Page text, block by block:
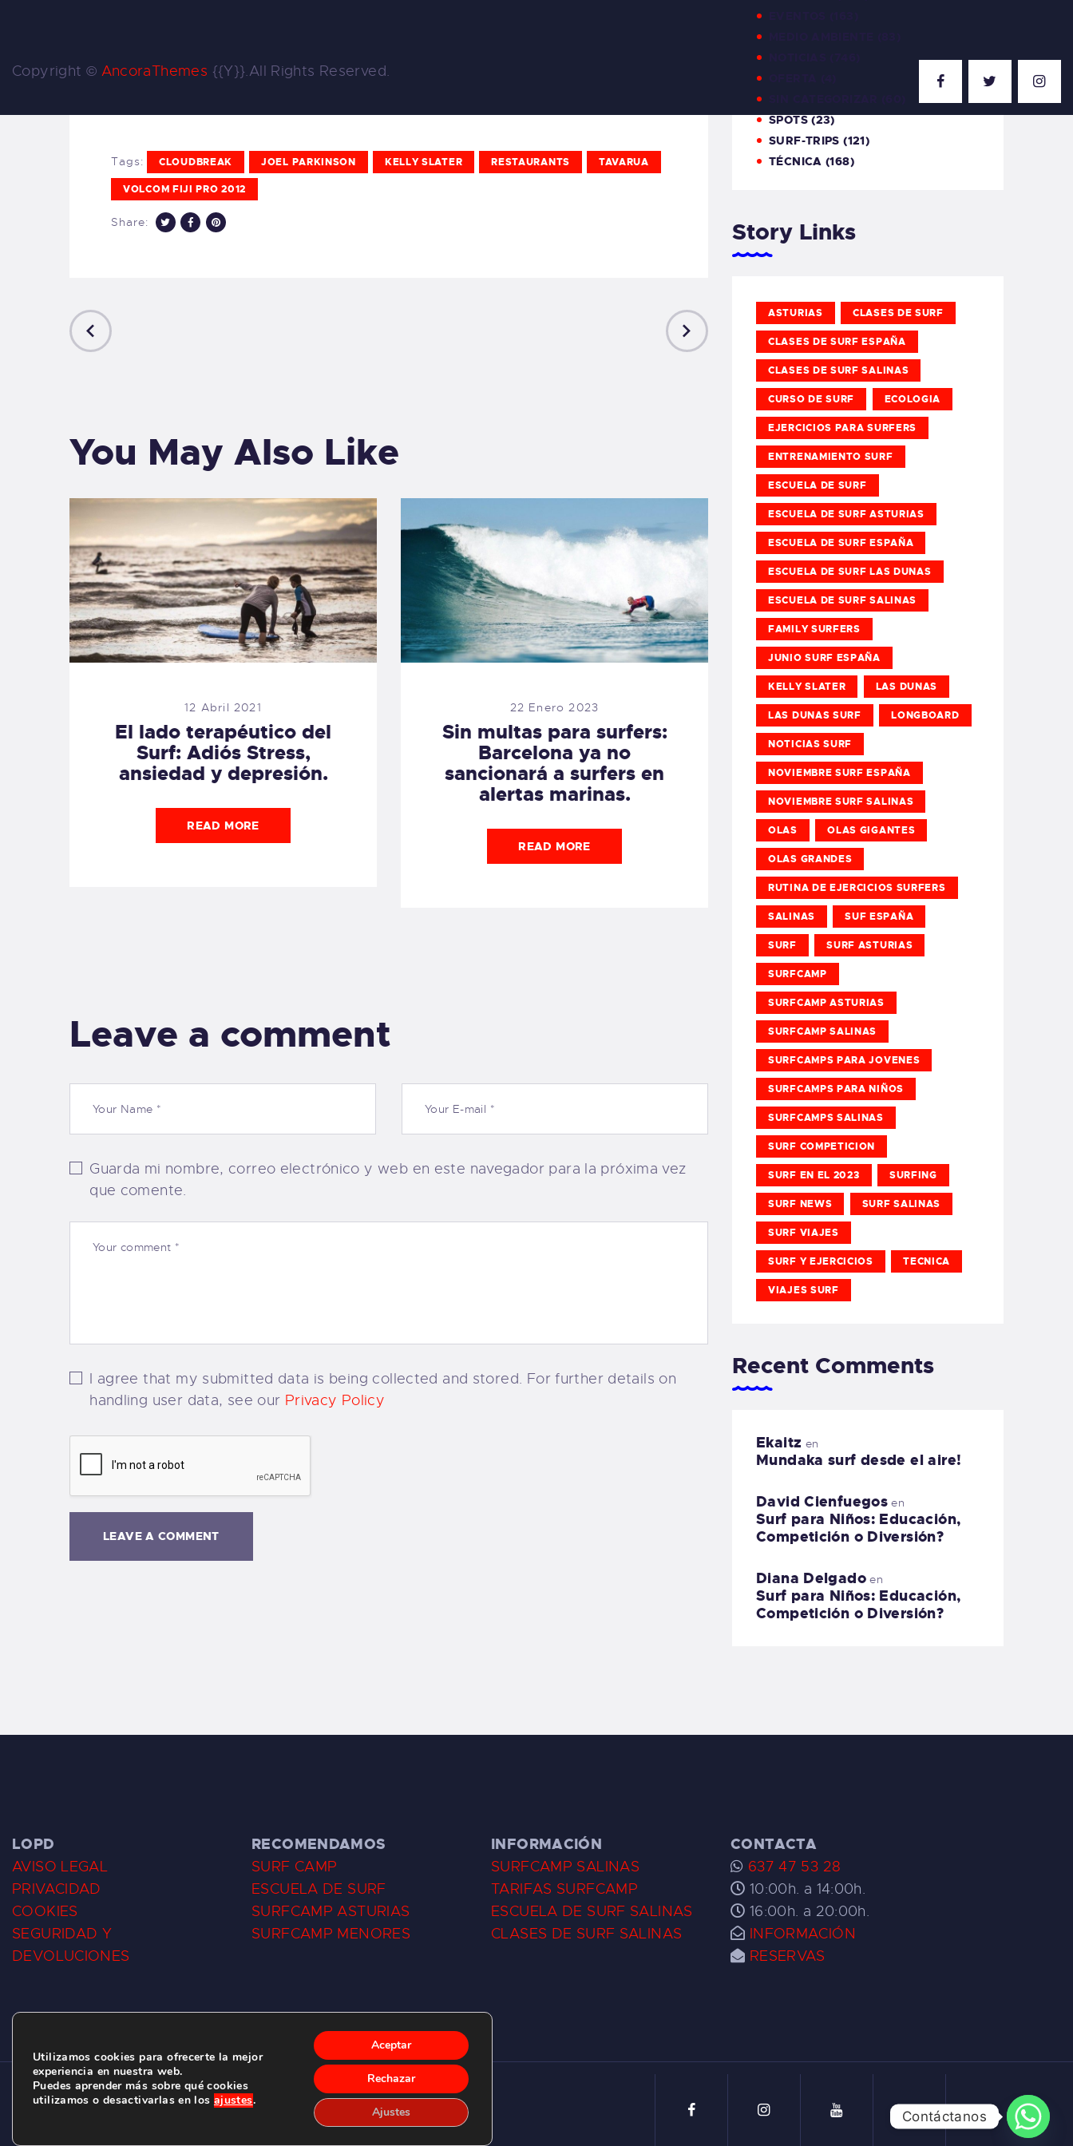
Copyright © AncoraThemes {{Y}}.All Rights Reserved.
Tags: CLOUDBREAK JOEL PARKINSON KELLY SLATER RESTAURANTS TAVARUA
VOLCOM FIJI PRO 2012
Share:
You May Also Like
12 Abril 2021
El lado terapéutico del
Surf: Adiós Stress,
ansiedad y depresión.
READ MORE
22 Enero 2023
Sin multas para surfers:
Barcelona ya no
sancionará a surfers en
alertas marinas.
READ MORE
Leave a comment
Guarda mi nombre, correo electrónico y web en este navegador para la próxima vez
que comente.
I agree that my submitted data is being collected and stored. For further details on
handling user data, see our Privacy Policy
SPOTS(23)
SURF-TRIPS (121)
TÉCNICA (168)
Story Links
ASTURIAS CLASES DE SURF
CLASES DE SURF ESPAÑA
CLASES DE SURF SALINAS
CURSO DE SURF ECOLOGIA
EJERCICIOS PARA SURFERS
ENTRENAMIENTO SURF
ESCUELA DE SURF
ESCUELA DE SURF ASTURIAS
ESCUELA DE SURF ESPAÑA
ESCUELA DE SURF LAS DUNAS
ESCUELA DE SURF SALINAS
FAMILY SURFERS
JUNIO SURF ESPAÑA
KELLY SLATER LAS DUNAS
LAS DUNAS SURF LONGBOARD
NOTICIAS SURF
NOVIEMBRE SURF ESPAÑA
NOVIEMBRE SURF SALINAS
OLAS OLAS GIGANTES
OLAS GRANDES
RUTINA DE EJERCICIOS SURFERS
SALINAS SUF ESPAÑA
SURF SURF ASTURIAS
SURFCAMP
SURFCAMP ASTURIAS
SURFCAMP SALINAS
SURFCAMPS PARA JOVENES
SURFCAMPS PARA NIÑOS
SURFCAMPS SALINAS
SURF COMPETICION
SURF EN EL 2023 SURFING
SURF NEWS SURF SALINAS
SURF VIAJES
SURF Y EJERCICIOS TECNICA
VIAJES SURF
Recent Comments
Ekaitz en
Mundaka surf desde el aire!
David Cienfuegos en
Surf para Niños: Educación,
Competición o Diversión?
Diana Delgadoen
Surf para Niños: Educación,
Competición o Diversión?
LOPD
AVISO LEGAL
PRIVACIDAD
COOKIES
SEGURIDAD Y
DEVOLUCIONES
RECOMENDAMOS
SURF CAMP
ESCUELA DE SURF
SURFCAMP ASTURIAS
SURFCAMP MENORES
INFORMACIÓN
SURFCAMP SALINAS
TARIFAS SURFCAMP
ESCUELA DE SURF SALINAS
CLASES DE SURF SALINAS
CONTACTA
637 47 53 28
10:00h. a 14:00h.
16:00h. a 20:00h.
INFORMACIÓN
RESERVAS
CLUB DE SURF LAS DUNAS ©2026.
C/ BERNARDO ÁLVAREZ GALAN 1, SALINAS (ASTURIAS)
Utilizamos cookies para ofrecerte la mejor
experiencia en nuestra web.
Puedes aprender más sobre qué cookies
utilizamos o desactivarlas en los ajustes.
Aceptar
Rechazar
Ajustes Contáctanos